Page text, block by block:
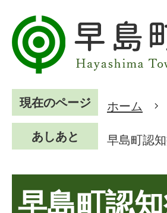
現在のページ ホーム
あしあと 早島町認
早島町認